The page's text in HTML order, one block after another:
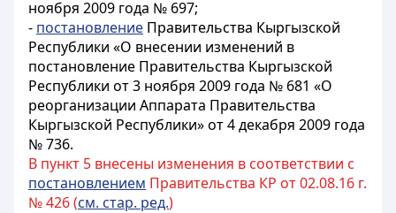
ноября 2009 года № 697;
- постановление Правительства Кыргызской
Республики «О внесении изменений в
постановление Правительства Кыргызской
Республики от 3 ноября 2009 года № 681 «О
реорганизации Аппарата Правительства
Кыргызской Республики» от 4 декабря 2009 года
№ 736.
В пункт 5 внесены изменения в соответствии с
постановлением Правительства КР от 02.08.16 г.
№ 426 (см. стар. ред.)